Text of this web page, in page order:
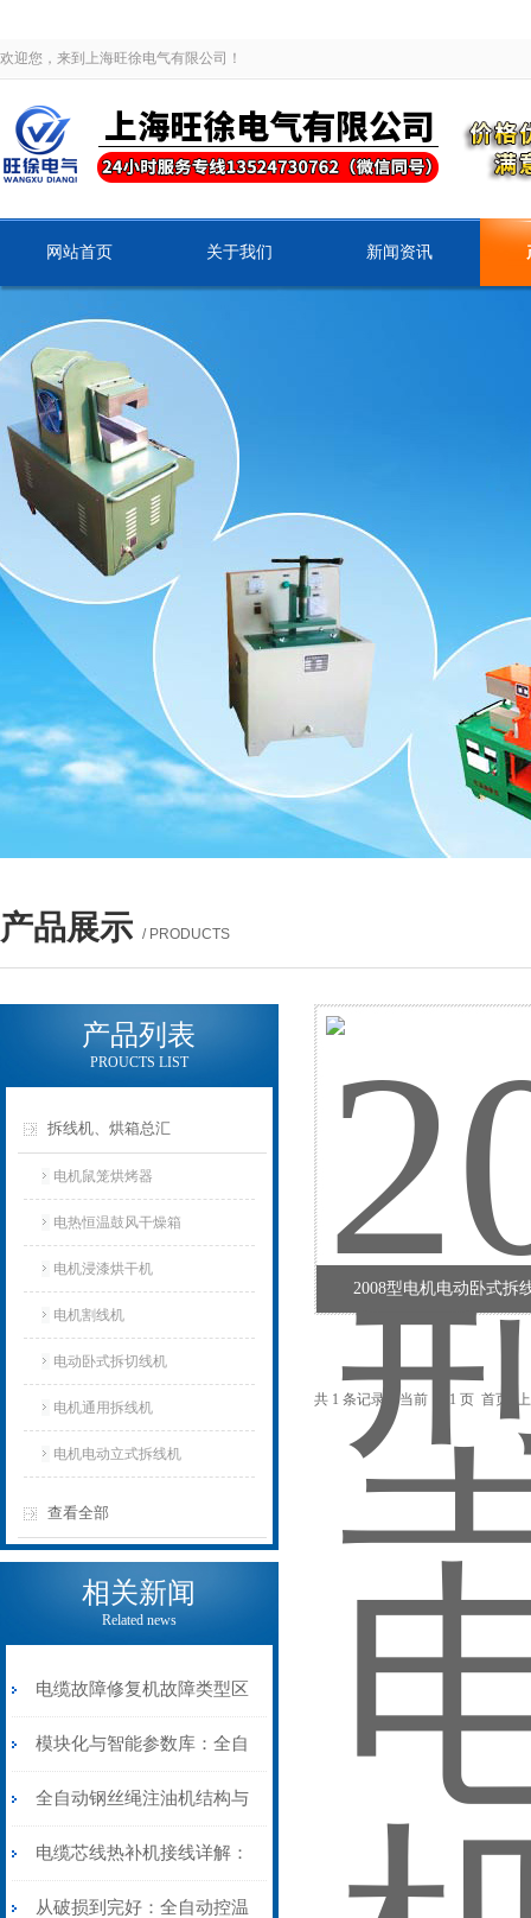
欢迎您，来到上海旺徐电气有限公司！
网站首页 关于我们 新闻资讯
产品展示 / PRODUCTS
产品列表
PROUCTS LIST
拆线机、烘箱总汇
电机鼠笼烘烤器
电热恒温鼓风干燥箱
电机浸漆烘干机
电机割线机
电动卧式拆切线机
电机通用拆线机
电机电动立式拆线机
查看全部
相关新闻
Related news
电缆故障修复机故障类型区
分指南：从“绝缘电
阻”到“波形特征”的精准诊
断逻辑
模块化与智能参数库：全自
动电缆修复机的快速换型逻
辑
全自动钢丝绳注油机结构与
工作原理：揭秘高效润滑的
机械密码
电缆芯线热补机接线详解：
从入门到精通
从破损到完好：全自动控温
2008型电机电动卧式拆
共 1 条记录，当前 1 / 1 页 首页